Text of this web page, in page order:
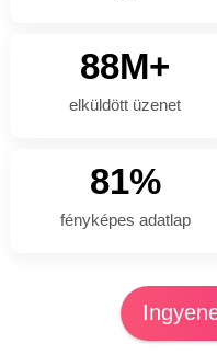
88M+
elküldött üzenet
81%
fényképes adatlap